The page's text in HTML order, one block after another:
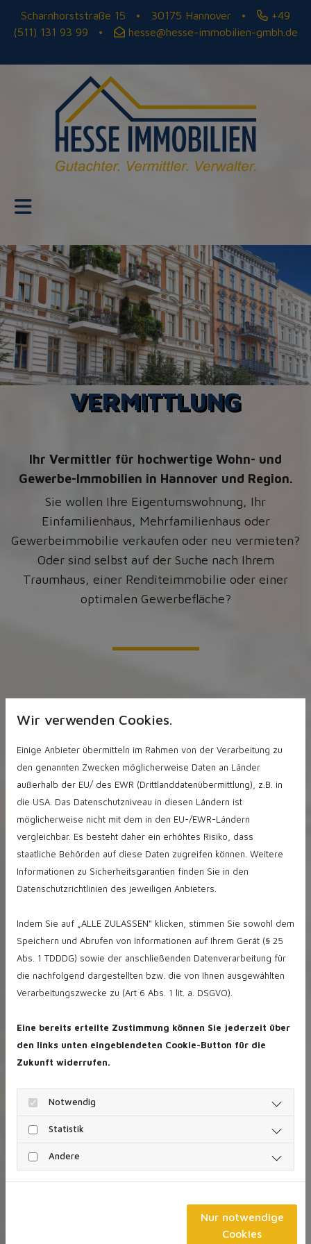
Scharnhorststraße 15 • 30175 Hannover •
+49
(511) 131 93 99 • hesse@hesse-immobilien-gmbh.de
VERMITTLUNG
Ihr Vermittler für hochwertige Wohn- und
Gewerbe-Immobilien in Hannover und Region.
Sie wollen Ihre Eigentumswohnung, Ihr
Einfamilienhaus, Mehrfamilienhaus oder
Gewerbeimmobilie verkaufen oder neu vermieten?
Oder sind selbst auf der Suche nach Ihrem
Traumhaus, einer Renditeimmobilie oder einer
optimalen Gewerbefläche?
Vorbereitung und
Bestandsaufnahme:
Erstbesichtigung
umfangreiche Marktanalyse
Auswertung und Zusammenstellung der
Objektunterlagen
ggf. Beschaffung fehlender Unterlagen oder
entsprechende Behördengänge
Ermittlung des marktgerechten Kaufpreises bzw.
ggf. führen wir für Sie leichte Renovierungen durch
oder vermitteln an einen Fachbetrieb
Erstellung eines modernen aussagefähigen Exposés
Abgleich unserer vorgemerkten Kaufgesuche mit
Wir verwenden Cookies.
Einige Anbieter übermitteln im Rahmen von der Verarbeitung zu
den genannten Zwecken möglicherweise Daten an Länder
außerhalb der EU/ des EWR (Drittlanddatenübermittlung), z.B. in
die USA. Das Datenschutzniveau in diesen Ländern ist
möglicherweise nicht mit dem in den EU-/EWR-Ländern
vergleichbar. Es besteht daher ein erhöhtes Risiko, dass
staatliche Behörden auf diese Daten zugreifen können. Weitere
Informationen zu Sicherheitsgarantien finden Sie in den
Datenschutzrichtlinien des jeweiligen Anbieters.
Indem Sie auf „ALLE ZULASSEN" klicken, stimmen Sie sowohl dem
Speichern und Abrufen von Informationen auf Ihrem Gerät (§ 25
Abs. 1 TDDDG) sowie der anschließenden Datenverarbeitung für
die nachfolgend dargestellten bzw. die von Ihnen ausgewählten
Verarbeitungszwecke zu (Art 6 Abs. 1 lit. a. DSGVO).
Eine bereits erteilte Zustimmung können Sie jederzeit über
den links unten eingeblendeten Cookie-Button für die
Zukunft widerrufen.
Notwendig
Statistik
Andere
Nur notwendige
Cookies